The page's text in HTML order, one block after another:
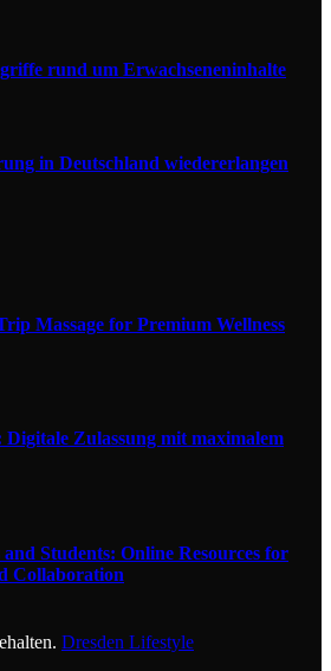
rund um Erwachseneninhalte
in Deutschland wiedererlangen
Massage for Premium Wellness
Zulassung mit maximalem
Students: Online Resources for
Collaboration
Dresden Lifestyle